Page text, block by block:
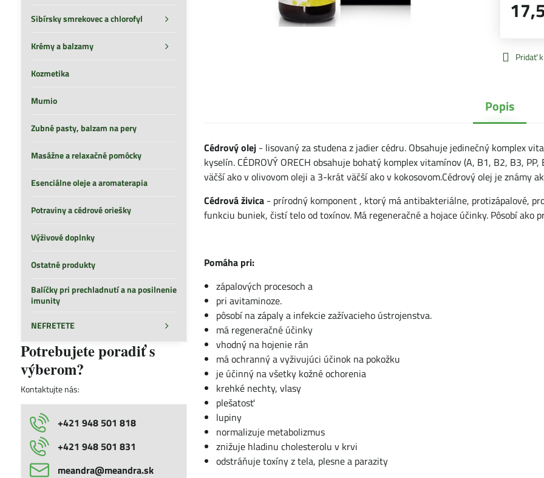
Pridať
Popis
Cédrový olej - lisovaný za studena z jadier cédru. Obsahuje jedinečný komplex
kyselín. CÉDROVÝ ORECH obsahuje bohatý komplex vitamínov (A, B1, B2, B3,
väčší ako v olivovom oleji a 3-krát väčší ako v kokosovom.Cédrový olej je známy
Cédrová živica - prírodný komponent , ktorý má antibakteriálne, protizápalové,
funkciu buniek, čistí telo od toxínov. Má regeneračné a hojace účinky. Pôsobí ako
Pomáha pri:
zápalových procesoch a
pri avitaminoze.
pôsobí na zápaly a infekcie zažívacieho ústrojenstva.
má regeneračné účinky
vhodný na hojenie rán
má ochranný a vyživujúci účinok na pokožku
je účinný na všetky kožné ochorenia
krehké nechty, vlasy
plešatosť
lupiny
normalizuje metabolizmus
znižuje hladinu cholesterolu v krvi
odstráňuje toxíny z tela, plesne a parazity
Sibírsky smrekovec a chlorofyl
Krémy a balzamy
Kozmetika
Mumio
Zubné pasty, balzam na pery
Masážne a relaxačné pomôcky
Esenciálne oleje a aromaterapia
Potraviny a cédrové oriešky
Výživové doplnky
Ostatné produkty
Balíčky pri prechladnutí a na posilnenie
imunity
NEFRETETE
Potrebujete poradiť s
výberom?
Kontaktujte nás:
+421 948 501 818
+421 948 501 831
meandra​@meandra​.sk